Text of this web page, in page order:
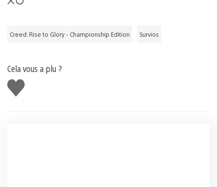
Creed: Rise to Glory - Championship Edition Survios
Cela vous a plu ?
J'aime